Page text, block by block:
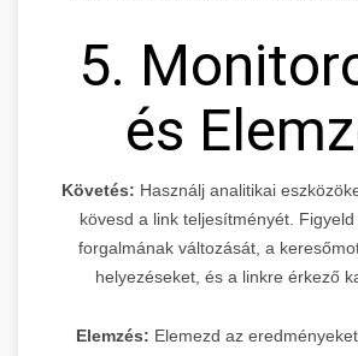
5.
és
Követés: Használj analitikai
kövesd a link teljesítményét.
forgalmának változását, a
helyezéseket, és a linkre érkező
Elemzés: Elemezd az